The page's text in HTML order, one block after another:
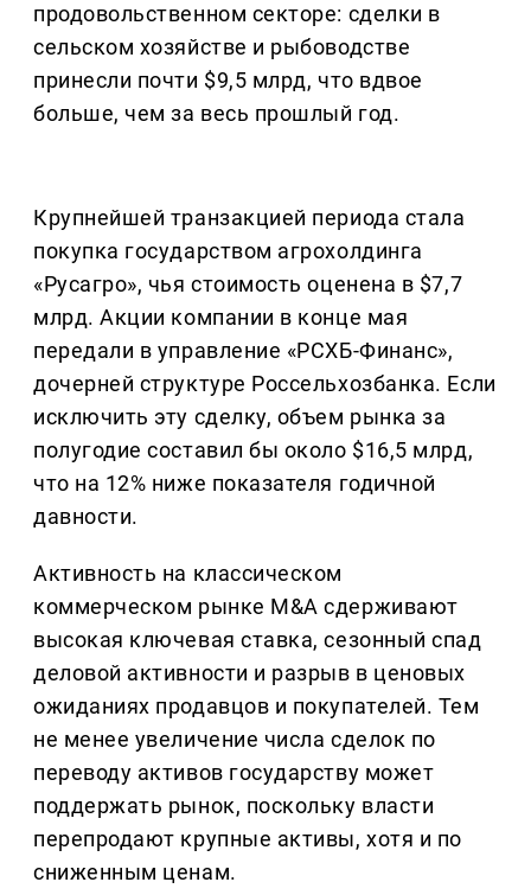
продовольственном секторе: сделки в
сельском хозяйстве и рыбоводстве
принесли почти $9,5 млрд, что вдвое
больше, чем за весь прошлый год.
Крупнейшей транзакцией периода стала
покупка государством агрохолдинга
«Русагро», чья стоимость оценена в $7,7
млрд. Акции компании в конце мая
передали в управление «РСХБ-Финанс»,
дочерней структуре Россельхозбанка. Если
исключить эту сделку, объем рынка за
полугодие составил бы около $16,5 млрд,
что на 12% ниже показателя годичной
давности.
Активность на классическом
коммерческом рынке M&A сдерживают
высокая ключевая ставка, сезонный спад
деловой активности и разрыв в ценовых
ожиданиях продавцов и покупателей. Тем
не менее увеличение числа сделок по
переводу активов государству может
поддержать рынок, поскольку власти
перепродают крупные активы, хотя и по
сниженным ценам.